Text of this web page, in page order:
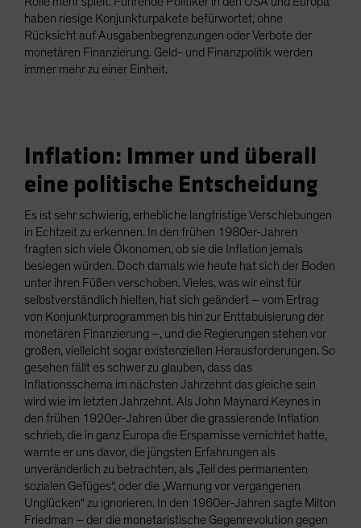
haben riesige Konjunkturpakete befürwortet, ohne
Rücksicht auf Ausgabenbegrenzungen oder Verbote der
monetären Finanzierung. Geld- und Finanzpolitik werden
immer mehr zu einer Einheit.
Inflation: Immer und überall
eine politische Entscheidung
Es ist sehr schwierig, erhebliche langfristige Verschiebungen
in Echtzeit zu erkennen. In den frühen 1980er-Jahren
fragten sich viele Ökonomen, ob sie die Inflation jemals
besiegen würden. Doch damals wie heute hat sich der Boden
unter ihren Füßen verschoben. Vieles, was wir einst für
selbstverständlich hielten, hat sich geändert – vom Ertrag
von Konjunkturprogrammen bis hin zur Enttabuisierung der
monetären Finanzierung –, und die Regierungen stehen vor
großen, vielleicht sogar existenziellen Herausforderungen. So
gesehen fällt es schwer zu glauben, dass das
Inflationsschema im nächsten Jahrzehnt das gleiche sein
wird wie im letzten Jahrzehnt. Als John Maynard Keynes in
den frühen 1920er-Jahren über die grassierende Inflation
schrieb, die in ganz Europa die Ersparnisse vernichtet hatte,
warnte er uns davor, die jüngsten Erfahrungen als
unveränderlich zu betrachten, als „Teil des permanenten
sozialen Gefüges“, oder die „Warnung vor vergangenen
Unglücken“ zu ignorieren. In den 1960er-Jahren sagte Milton
Friedman – der die monetaristische Gegenrevolution gegen